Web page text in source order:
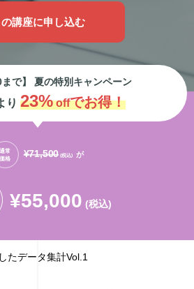
ジタ
オンラインで学べる！WEBデ
の講座に申し込む
まで】 夏の特別キャンペーン
り 23%offでお得！
通常
価格
¥71,500 (税込) が
¥55,000 (税込)
たデータ集計Vol.1